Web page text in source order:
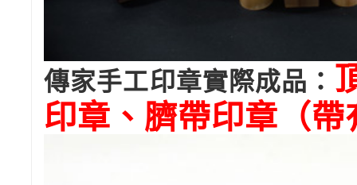
傳家手工印章實際成品：
印章、臍帶印章（